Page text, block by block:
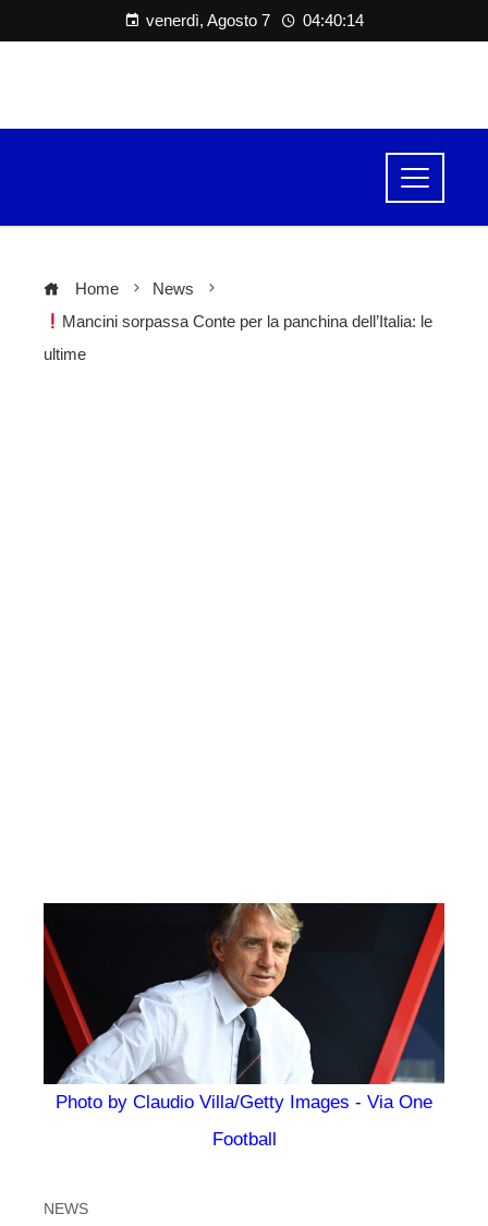
venerdì, Agosto 7 04:40:15
Home
News
Mancini sorpassa Conte per la panchina dell’Italia: le
ultime
Photo by Claudio Villa/Getty Images - Via One
Football
NEWS